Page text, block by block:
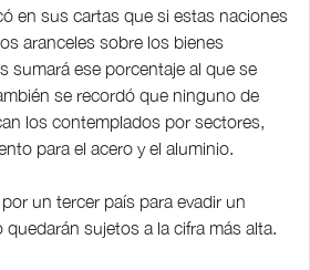
en sus cartas que si estas naciones
aranceles sobre los bienes
sumará ese porcentaje al que se
se recordó que ninguno de
los contemplados por sectores,
para el acero y el aluminio.
un tercer país para evadir un
quedarán sujetos a la cifra más alta.